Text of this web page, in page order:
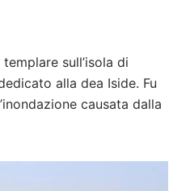
sull’isola di
alla dea Iside. Fu
causata dalla